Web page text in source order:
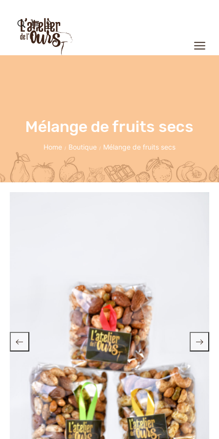
Mélange de fruits secs
Home / Boutique / Mélange de fruits secs